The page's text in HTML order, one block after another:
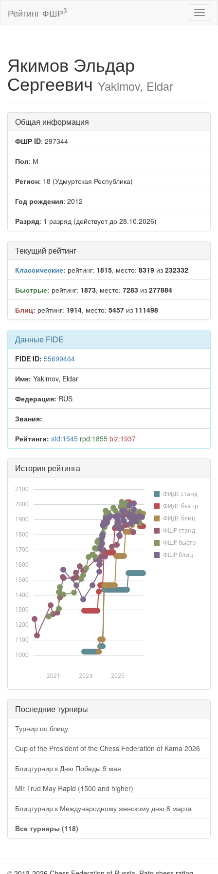
Рейтинг ФШРβ
Якимов Эльдар
Сергеевич Yakimov, Eldar
Общая информация
ФШР ID: 297344
Пол: М
Регион: 18 (Удмуртская Республика)
Год рождения: 2012
Разряд: 1 разряд (действует до 28.10.2026)
Текущий рейтинг
Классические: рейтинг: 1815, место: 8319 из 232332
Быстрые: рейтинг: 1873, место: 7283 из 277884
Блиц: рейтинг: 1914, место: 5457 из 111498
Данные FIDE
FIDE ID: 55699464
Имя: Yakimov, Eldar
Федерация: RUS
Звания:
Рейтинги: std:1545 rpd:1855 blz:1937
История рейтинга
ФИДЕ станд
ФИДЕ быстр
ФИДЕ блиц
ФШР станд
ФШР быстр
ФШР блиц
2021 2023 2025
1000
1100
1200
1300
1400
1500
1600
1700
1800
1900
2000
2100
Последние турниры
Турнир по блицу
Cup of the President of the Chess Federation of Kama 2026
Блицтурнир к Дню Победы 9 мая
Mir Trud May Rapid (1500 and higher)
Блицтурнир к Международному женскому дню 8 марта
Все турниры (118)